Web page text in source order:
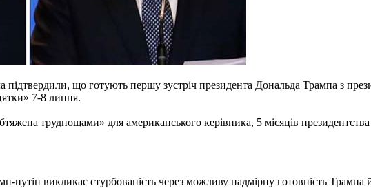
підтвердили, що готують першу зустріч президента Дональда Трампа з
7-8 липня.
труднощами» для американського керівника, 5 місяців
путін викликає стурбованість через можливу надмірну готовність Трампа